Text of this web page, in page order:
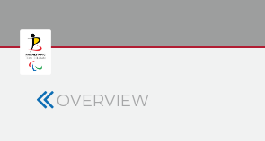
OVERVIEW